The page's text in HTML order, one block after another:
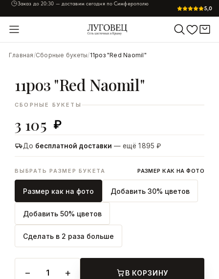
Заказ до 20:30 — доставим сегодня по Симферополю
5,0
Главная/Сборные букеты/11роз "Red Naomil"
11роз "Red Naomil"
СБОРНЫЕ БУКЕТЫ
3 105 ₽
До бесплатной доставки — ещё 1 895 ₽
ВЫБРАТЬ РАЗМЕР БУКЕТА РАЗМЕР КАК НА ФОТО
Размер как на фото Добавить 30% цветов
Добавить 50% цветов
Сделать в 2 раза больше
− 1 + В КОРЗИНУ